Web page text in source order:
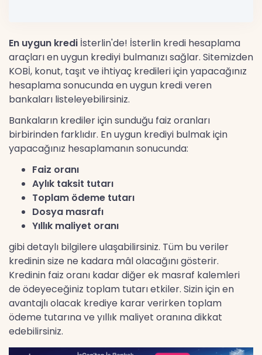
En uygun kredi İsterlin'de! İsterlin kredi hesaplama
araçları en uygun krediyi bulmanızı sağlar. Sitemizden
KOBİ, konut, taşıt ve ihtiyaç kredileri için yapacağınız
hesaplama sonucunda en uygun kredi veren
bankaları listeleyebilirsiniz.
Bankaların krediler için sunduğu faiz oranları
birbirinden farklıdır. En uygun krediyi bulmak için
yapacağınız hesaplamanın sonucunda:
Faiz oranı
Aylık taksit tutarı
Toplam ödeme tutarı
Dosya masrafı
Yıllık maliyet oranı
gibi detaylı bilgilere ulaşabilirsiniz. Tüm bu veriler
kredinin size ne kadara mâl olacağını gösterir.
Kredinin faiz oranı kadar diğer ek masraf kalemleri
de ödeyeceğiniz toplam tutarı etkiler. Sizin için en
avantajlı olacak krediye karar verirken toplam
ödeme tutarına ve yıllık maliyet oranına dikkat
edebilirsiniz.